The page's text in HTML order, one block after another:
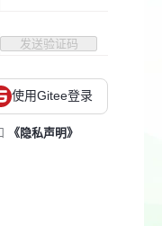
发送验证码
使用Gitee登录
《隐私声明》